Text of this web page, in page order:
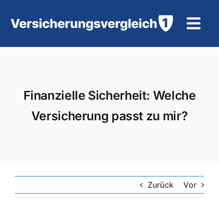
Inhalt
Motorradversicherung
Finanzielle Sicherheit: Welche
Versicherung passt zu mir?
Zurück Vor